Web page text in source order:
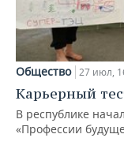
Общество 27 июл,
Карьерный
В республике
«Профессии